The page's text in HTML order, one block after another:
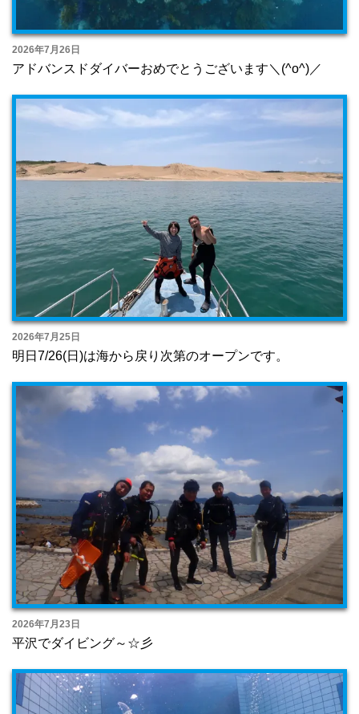
2026年7月26日
アドバンスドダイバーおめでとうございます＼(^o^)／
2026年7月25日
明日7/26(日)は海から戻り次第のオープンです。
2026年7月23日
平沢でダイビング～☆彡